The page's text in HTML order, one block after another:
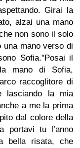
Girai la
alzai una mano
non sono il solo
una mano verso di
Sofia."Posai il
mano di Sofia,
raccoglitore di
lasciando la mia
a me la prima
dal colore della
portavi tu l’anno
bella risata, che